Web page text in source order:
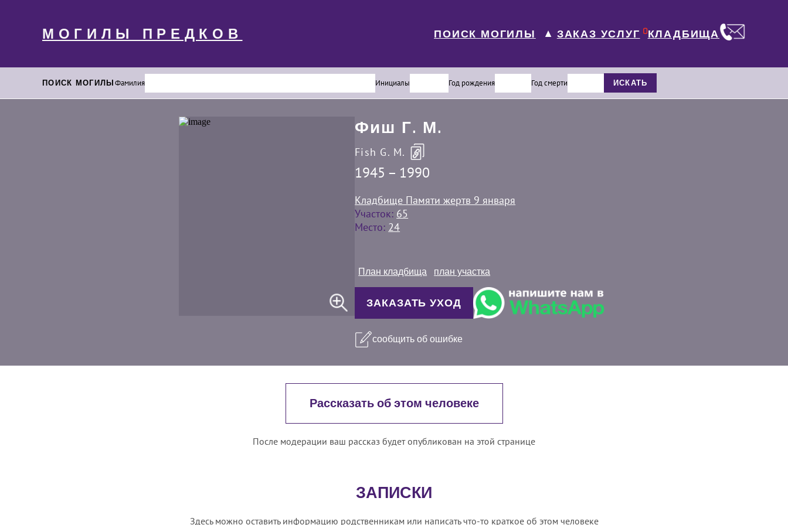
МОГИЛЫ ПРЕДКОВ ПОИСК МОГИЛЫ ▼ ЗАКАЗ УСЛУГ 0КЛАДБИЩА
ПОИСК МОГИЛЫФамилия Инициалы Год рождения Год смерти ИСКАТЬ
Фиш Г. М.
Fish G. M.
1945 – 1990
Кладбище Памяти жертв 9 января
Участок: 65
Место: 24
План кладбища план участка
ЗАКАЗАТЬ УХОД
сообщить об ошибке
Рассказать об этом человеке
После модерации ваш рассказ будет опубликован на этой странице
ЗАПИСКИ
Здесь можно оставить информацию родственникам или написать что-то краткое об этом человеке